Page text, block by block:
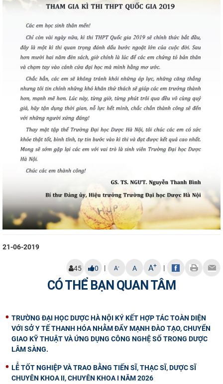
21-06-2019
45 0 | A- A A+ |
CÓ THỂ BẠN QUAN TÂM
TRƯỜNG ĐẠI HỌC DƯỢC HÀ NỘI KÝ KẾT HỢP TÁC TOÀN DIỆN
VỚI SỞ Y TẾ THANH HÓA NHẰM ĐẨY MẠNH ĐÀO TẠO, CHUYỂN
GIAO KỸ THUẬT VÀ ỨNG DỤNG CÔNG NGHỆ SỐ TRONG DƯỢC
LÂM SÀNG.
LỄ TỐT NGHIỆP VÀ TRAO BẰNG TIẾN SĨ, THẠC SĨ, DƯỢC SĨ
CHUYÊN KHOA II, CHUYÊN KHOA I NĂM 2026